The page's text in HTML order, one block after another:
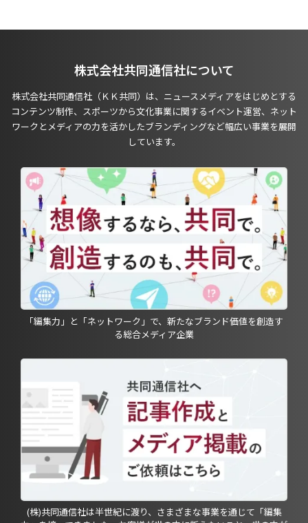
株式会社共同通信社について
株式会社共同通信社（ＫＫ共同）は、ニュースメディアをはじめとする
コンテンツ制作、スポーツから文化事業に関するイベント運営、ネット
ワークとメディアの力を活かしたブランディングなど幅広い事業を展開
しています。
「編集力」と「ネットワーク」で、新たなブランド価値を創造す
る総合メディア企業
(株)共同通信社は半世紀に渡り、さまざまな事業を通じて「編集